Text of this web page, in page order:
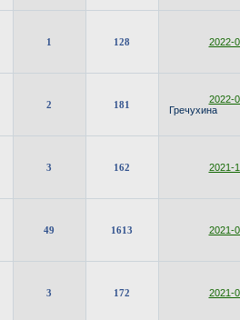
1 128 2022-
2
181 2022-
Гречухина
3
162 2021-
49
1613 2021-
3
172 2021-